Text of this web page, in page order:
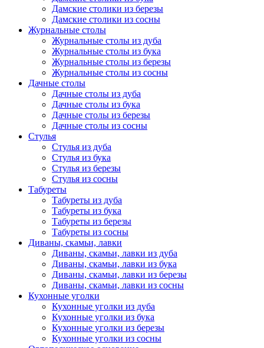
Дамские столики из березы
Дамские столики из сосны
Журнальные столы
Журнальные столы из дуба
Журнальные столы из бука
Журнальные столы из березы
Журнальные столы из сосны
Дачные столы
Дачные столы из дуба
Дачные столы из бука
Дачные столы из березы
Дачные столы из сосны
Стулья
Стулья из дуба
Стулья из бука
Стулья из березы
Стулья из сосны
Табуреты
Табуреты из дуба
Табуреты из бука
Табуреты из березы
Табуреты из сосны
Диваны, скамьи, лавки
Диваны, скамьи, лавки из дуба
Диваны, скамьи, лавки из бука
Диваны, скамьи, лавки из березы
Диваны, скамьи, лавки из сосны
Кухонные уголки
Кухонные уголки из дуба
Кухонные уголки из бука
Кухонные уголки из березы
Кухонные уголки из сосны